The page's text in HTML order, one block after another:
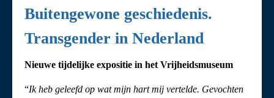
​Buitengewone geschiedenis.
Transgender in Nederland
Nieuwe tijdelijke expositie in het Vrijheidsmuseum
“Ik heb geleefd op wat mijn hart mij vertelde. Gevochten